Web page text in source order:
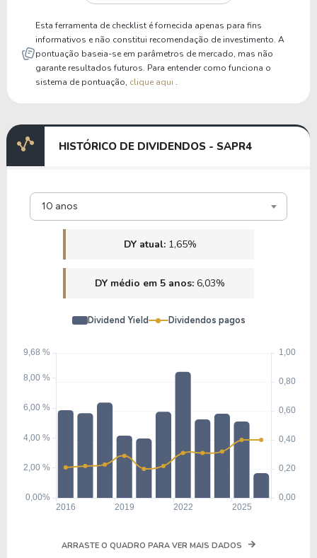
Esta ferramenta de checklist é fornecida apenas para fins
informativos e não constitui recomendação de investimento. A
pontuação baseia-se em parâmetros de mercado, mas não
garante resultados futuros. Para entender como funciona o
sistema de pontuação, clique aqui .
HISTÓRICO DE DIVIDENDOS - SAPR4
10 anos
DY atual: 1,65%
DY médio em 5 anos: 6,03%
Dividend Yield Dividendos pagos
ARRASTE O QUADRO PARA VER MAIS DADOS